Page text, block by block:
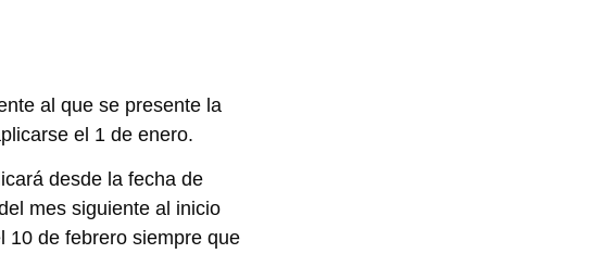
al que se presente la
el 1 de enero.
desde la fecha de
mes siguiente al inicio
10 de febrero siempre que